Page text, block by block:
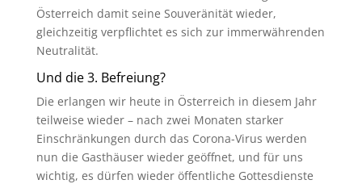
Österreich damit seine Souveränität wieder,
gleichzeitig verpflichtet es sich zur immerwährenden
Neutralität.
Und die 3. Befreiung?
Die erlangen wir heute in Österreich in diesem Jahr
teilweise wieder – nach zwei Monaten starker
Einschränkungen durch das Corona-Virus werden
nun die Gasthäuser wieder geöffnet, und für uns
wichtig, es dürfen wieder öffentliche Gottesdienste